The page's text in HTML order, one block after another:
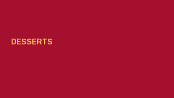
DESSERTS